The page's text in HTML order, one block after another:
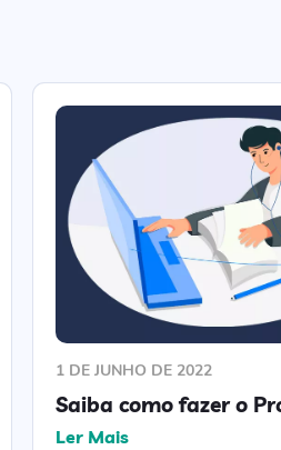
1 DE JUNHO DE 2022
Saiba como fazer o
Ler Mais